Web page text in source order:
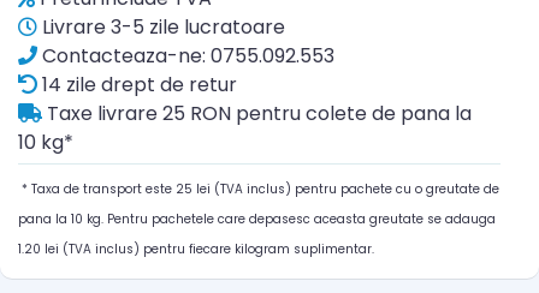
Livrare 3-5 zile lucratoare
Contacteaza-ne: 0755.092.553
14 zile drept de retur
Taxe livrare 25 RON pentru colete de pana la
10 kg*
* Taxa de transport este 25 lei (TVA inclus) pentru pachete cu o greutate de
pana la 10 kg. Pentru pachetele care depasesc aceasta greutate se adauga
1.20 lei (TVA inclus) pentru fiecare kilogram suplimentar.